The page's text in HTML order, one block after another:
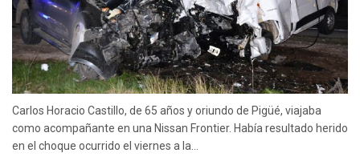
Carlos Horacio Castillo, de 65 años y oriundo de Pigüé, viajaba
como acompañante en una Nissan Frontier. Había resultado herido
en el choque ocurrido el viernes a la...